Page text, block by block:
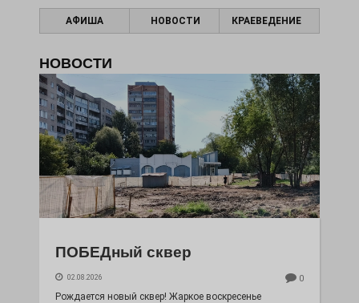
АФИША НОВОСТИ КРАЕВЕДЕНИЕ
НОВОСТИ
ПОБЕДный сквер
02.08.2026 0
Рождается новый сквер! Жаркое воскресенье